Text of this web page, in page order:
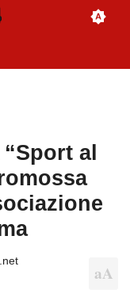
al